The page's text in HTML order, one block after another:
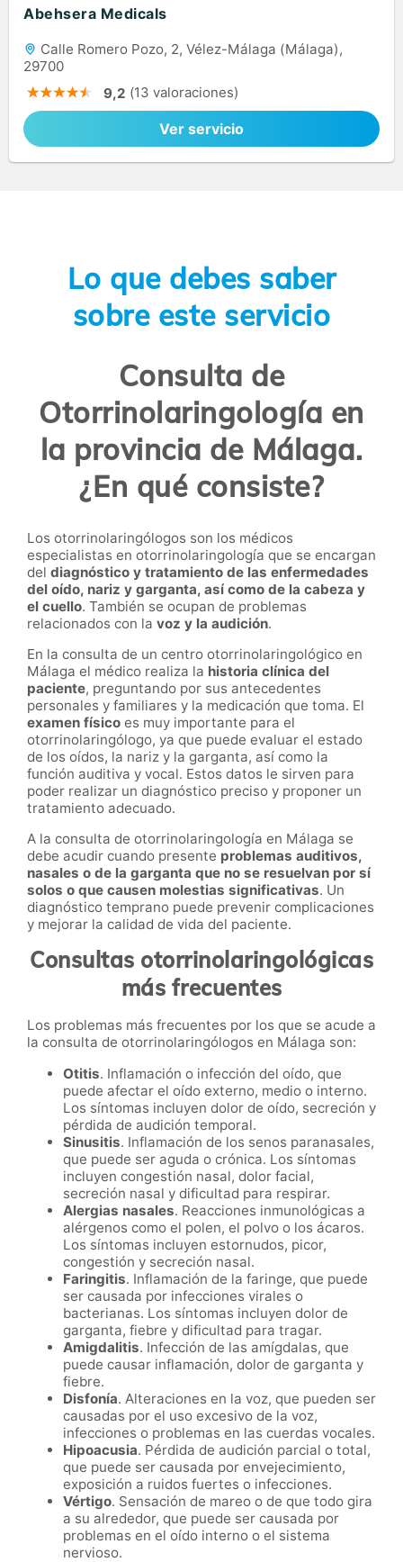
Abehsera Medicals
Calle Romero Pozo, 2, Vélez-Málaga (Málaga),
29700
9,2 (13 valoraciones)
Ver servicio
Lo que debes saber
sobre este servicio
Consulta de
Otorrinolaringología en
la provincia de Málaga.
¿En qué consiste?
Los otorrinolaringólogos son los médicos
especialistas en otorrinolaringología que se encargan
del diagnóstico y tratamiento de las enfermedades
del oído, nariz y garganta, así como de la cabeza y
el cuello. También se ocupan de problemas
relacionados con la voz y la audición.
En la consulta de un centro otorrinolaringológico en
Málaga el médico realiza la historia clínica del
paciente, preguntando por sus antecedentes
personales y familiares y la medicación que toma. El
examen físico es muy importante para el
otorrinolaringólogo, ya que puede evaluar el estado
de los oídos, la nariz y la garganta, así como la
función auditiva y vocal. Estos datos le sirven para
poder realizar un diagnóstico preciso y proponer un
tratamiento adecuado.
A la consulta de otorrinolaringología en Málaga se
debe acudir cuando presente problemas auditivos,
nasales o de la garganta que no se resuelvan por sí
solos o que causen molestias significativas. Un
diagnóstico temprano puede prevenir complicaciones
y mejorar la calidad de vida del paciente.
Consultas otorrinolaringológicas
más frecuentes
Los problemas más frecuentes por los que se acude a
la consulta de otorrinolaringólogos en Málaga son:
Otitis. Inflamación o infección del oído, que
puede afectar el oído externo, medio o interno.
Los síntomas incluyen dolor de oído, secreción y
pérdida de audición temporal.
Sinusitis. Inflamación de los senos paranasales,
que puede ser aguda o crónica. Los síntomas
incluyen congestión nasal, dolor facial,
secreción nasal y dificultad para respirar.
Alergias nasales. Reacciones inmunológicas a
alérgenos como el polen, el polvo o los ácaros.
Los síntomas incluyen estornudos, picor,
congestión y secreción nasal.
Faringitis. Inflamación de la faringe, que puede
ser causada por infecciones virales o
bacterianas. Los síntomas incluyen dolor de
garganta, fiebre y dificultad para tragar.
Amigdalitis. Infección de las amígdalas, que
puede causar inflamación, dolor de garganta y
fiebre.
Disfonía. Alteraciones en la voz, que pueden ser
causadas por el uso excesivo de la voz,
infecciones o problemas en las cuerdas vocales.
Hipoacusia. Pérdida de audición parcial o total,
que puede ser causada por envejecimiento,
exposición a ruidos fuertes o infecciones.
Vértigo. Sensación de mareo o de que todo gira
a su alrededor, que puede ser causada por
problemas en el oído interno o el sistema
nervioso.